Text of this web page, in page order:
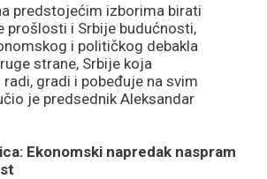
predstojećim izborima birati
prošlosti i Srbije budućnosti,
i političkog debakla
strane, Srbije koja
gradi i pobeđuje na svim
je predsednik Aleksandar
Ekonomski napredak naspram